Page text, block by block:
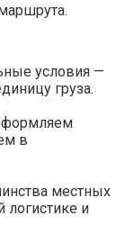
условия —
груза.
в
местных
логистике и